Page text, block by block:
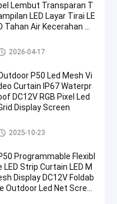
Lembut Transparan T
LED Layar Tirai LE
Tahan Air Kecerahan Ti
Media Fasad Ban
gunan Latar Panggung Ta
LED Mesh
2026-04-17
P50 Led Mesh Vi
Curtain IP67 Waterpr
DC12V RGB Pixel Led
Display Screen
LED Mesh
2025-10-23
Programmable Flexibl
LED Strip Curtain LED M
Display DC12V Foldab
le Outdoor Led Net Scree